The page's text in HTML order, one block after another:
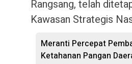
Rangsang, telah
Kawasan Strategis
Meranti Percepat
Ketahanan Pangan